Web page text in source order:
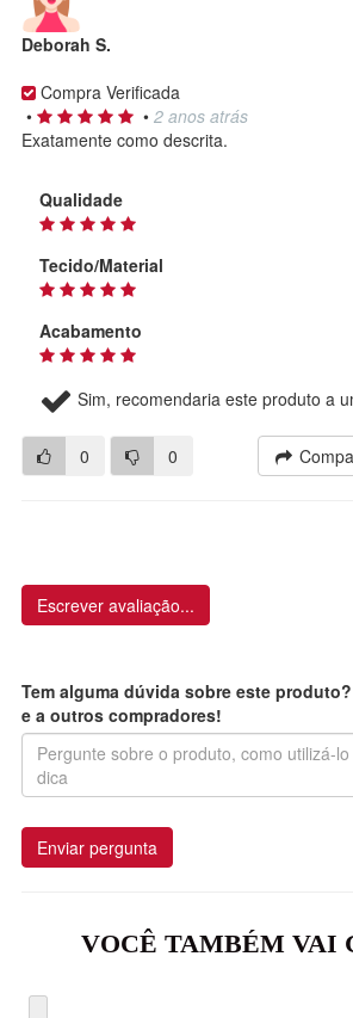
Deborah S.
Compra Verificada
•
• 2 anos atrás
Exatamente como descrita.
Qualidade
Tecido/Material
Acabamento
Sim, recomendaria este produto a
0 0
Escrever avaliação...
Tem alguma dúvida sobre este
e a outros compradores!
Enviar pergunta
VOCÊ TAMBÉM VAI